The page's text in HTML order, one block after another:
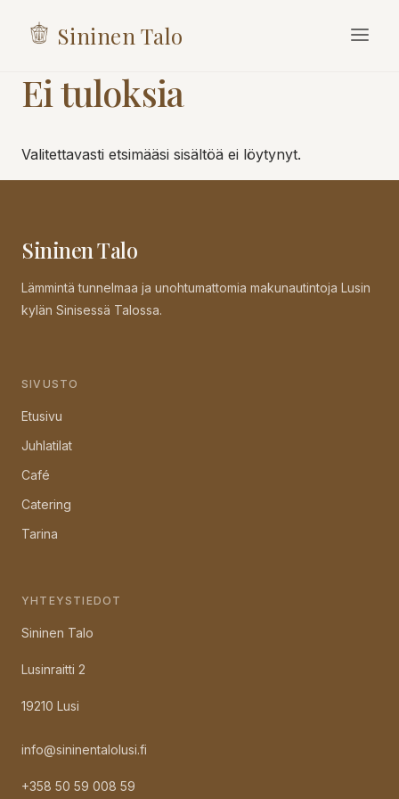
Sininen Talo
Ei tuloksia
Valitettavasti etsimääsi sisältöä ei löytynyt.
Sininen Talo
Lämmintä tunnelmaa ja unohtumattomia makunautintoja Lusin
kylän Sinisessä Talossa.
SIVUSTO
Etusivu
Juhlatilat
Café
Catering
Tarina
YHTEYSTIEDOT
Sininen Talo
Lusinraitti 2
19210 Lusi
info@sininentalolusi.fi
+358 50 59 008 59